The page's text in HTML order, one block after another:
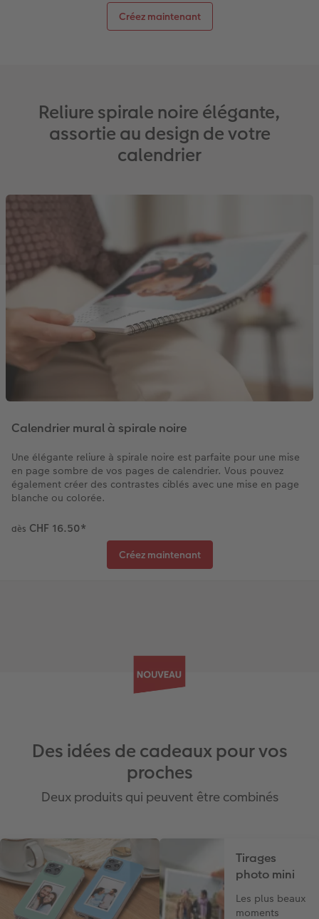
Créez maintenant
Reliure spirale noire élégante,
assortie au design de votre
calendrier
Calendrier mural à spirale noire
Une élégante reliure à spirale noire est parfaite pour une mise
en page sombre de vos pages de calendrier. Vous pouvez
également créer des contrastes ciblés avec une mise en page
blanche ou colorée.
dès CHF 16.50*
Créez maintenant
Des idées de cadeaux pour vos
proches
Deux produits qui peuvent être combinés
Tirages
photo mini
Les plus beaux
moments